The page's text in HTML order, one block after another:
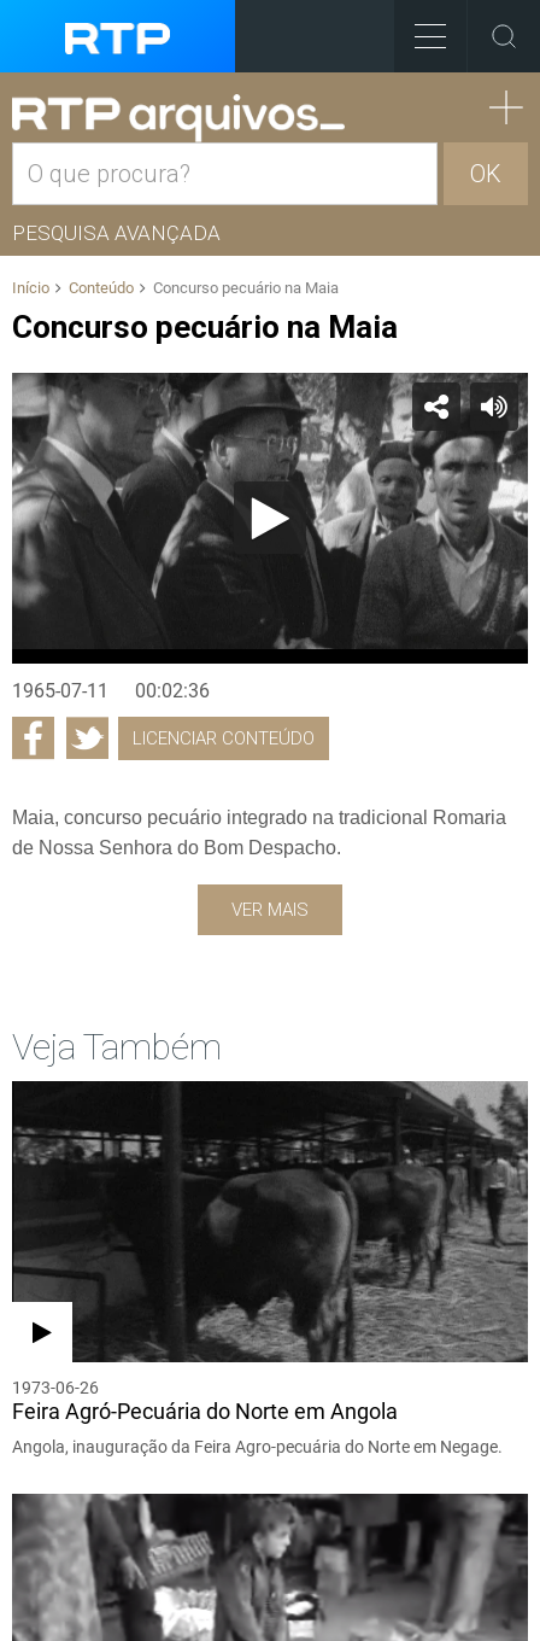
OK
PESQUISA AVANÇADA
Início Conteúdo Concurso pecuário na Maia
Concurso pecuário na Maia
1965-07-11 00:02:36
LICENCIAR CONTEÚDO
Maia, concurso pecuário integrado na tradicional Romaria
de Nossa Senhora do Bom Despacho.
VER MAIS
Veja Também
1973-06-26
Feira Agró-Pecuária do Norte em Angola
Angola, inauguração da Feira Agro-pecuária do Norte em Negage.